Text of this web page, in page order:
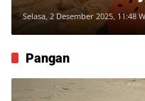
631, Ratusan
Selasa, 2 Desember 2025, 11:48
Pangan